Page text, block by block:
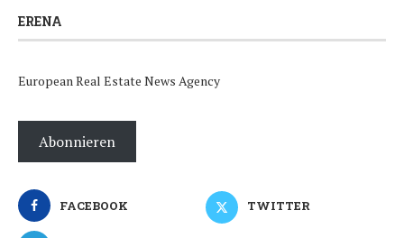
ERENA
European Real Estate News Agency
Abonnieren
FACEBOOK TWITTER